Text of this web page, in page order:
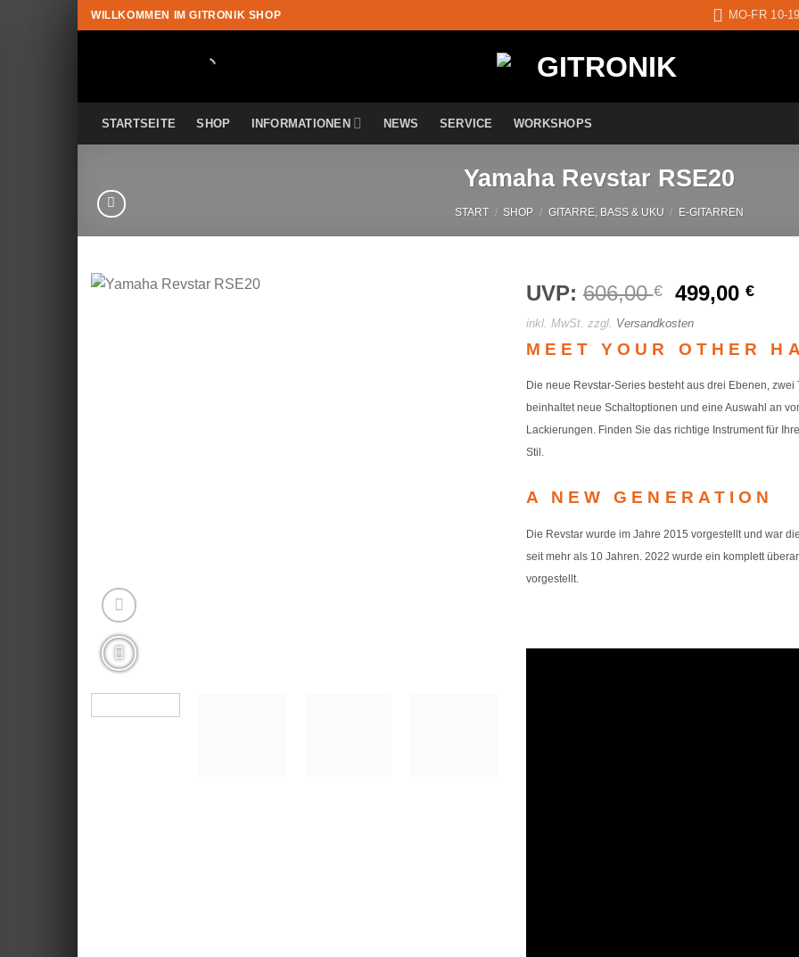
Zum
Inhalt
WILLKOMMEN IM GITRONIK SHOP MO-FR 10-
STARTSEITE SHOP INFORMATIONEN NEWS SERVICE WORKSHOPS
Yamaha Revstar RSE20
START / SHOP / GITARRE, BASS & UKU / E-GITARREN
UVP: 606,00€
Preis
war:
606,00 €
499,00 €
inkl. MwSt. zzgl. Versandkosten
MEET YOUR OTHER
Die neue Revstar-Series besteht aus drei Ebenen, zwei
beinhaltet neue Schaltoptionen und eine Auswahl an
Lackierungen. Finden Sie das richtige Instrument für
Stil.
A NEW GENERATION
Die Revstar wurde im Jahre 2015 vorgestellt und war
seit mehr als 10 Jahren. 2022 wurde ein komplett
vorgestellt.